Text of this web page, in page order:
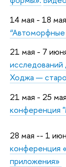
14 мая - 18
21 мая - 7
Ходжа —
21 мая - 25
конференция
28 мая -- 1
конференция
приложения»